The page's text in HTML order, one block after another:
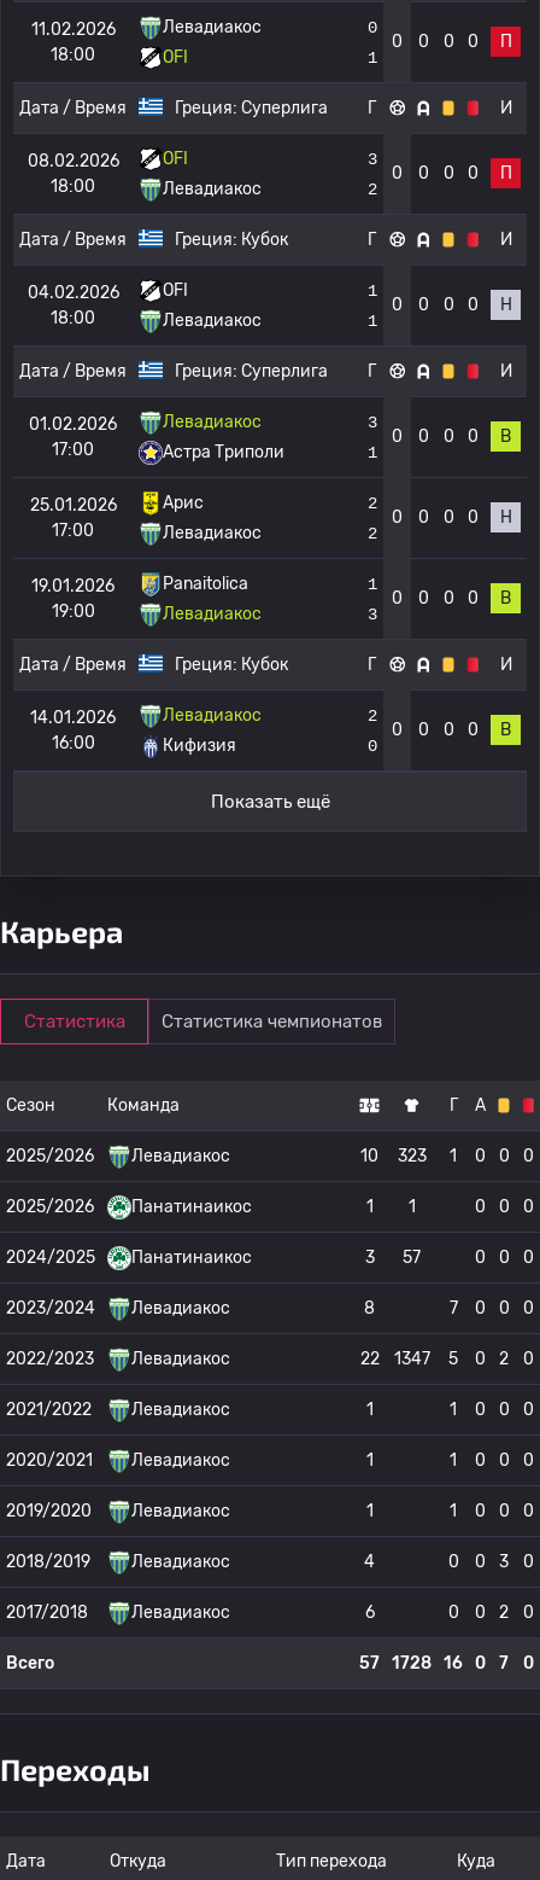
11.02.2026
18:00
Левадиакос
OFI
0
1
0 0 0 0 П
Дата / Время Греция: Суперлига Г И
08.02.2026
18:00
OFI
Левадиакос
3
2
0 0 0 0 П
Дата / Время Греция: Кубок Г И
04.02.2026
18:00
OFI
Левадиакос
1
1
0 0 0 0 Н
Дата / Время Греция: Суперлига Г И
01.02.2026
17:00
Левадиакос
Астра Триполи
3
1
0 0 0 0 В
25.01.2026
17:00
Арис
Левадиакос
2
2
0 0 0 0 Н
19.01.2026
19:00
Panaitolica
Левадиакос
1
3
0 0 0 0 В
Дата / Время Греция: Кубок Г И
14.01.2026
16:00
Левадиакос
Кифизия
2
0
0 0 0 0 В
Показать ещё
Карьера
Статистика Статистика чемпионатов
Сезон Команда Г А
2025/2026 Левадиакос 10 323 1 0 0 0
2025/2026 Панатинаикос 1 1 0 0 0
2024/2025 Панатинаикос 3 57 0 0 0
2023/2024 Левадиакос 8 7 0 0 0
2022/2023 Левадиакос 22 1347 5 0 2 0
2021/2022 Левадиакос 1 1 0 0 0
2020/2021 Левадиакос 1 1 0 0 0
2019/2020 Левадиакос 1 1 0 0 0
2018/2019 Левадиакос 4 0 0 3 0
2017/2018 Левадиакос 6 0 0 2 0
Всего 57 1728 16 0 7 0
Переходы
Дата Откуда Тип перехода Куда